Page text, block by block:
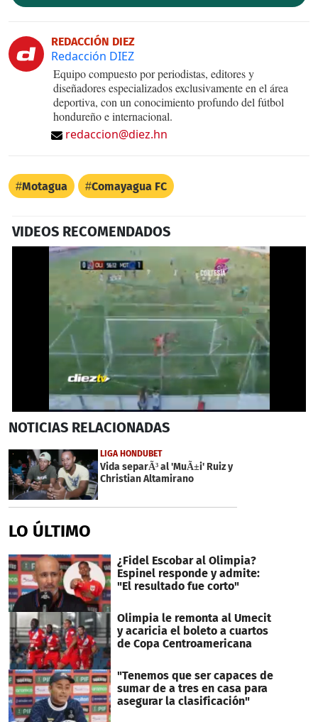
REDACCIÓN DIEZ
Redacción DIEZ
Equipo compuesto por periodistas, editores y
diseñadores especializados exclusivamente en el área
deportiva, con un conocimiento profundo del fútbol
hondureño e internacional.
redaccion@diez.hn
Motagua Comayagua FC
VIDEOS RECOMENDADOS
seconds
1
minute,
1
second
NOTICIAS RELACIONADAS
LIGA HONDUBET
Vida separÃ³ al 'MuÃ±i' Ruiz y
Christian Altamirano
LO ÚLTIMO
¿Fidel Escobar al Olimpia?
Espinel responde y admite:
"El resultado fue corto"
Olimpia le remonta al Umecit
y acaricia el boleto a cuartos
de Copa Centroamericana
"Tenemos que ser capaces de
sumar de a tres en casa para
asegurar la clasificación"